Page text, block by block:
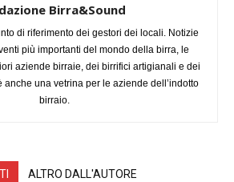
Birra&Sound
di riferimento dei gestori dei locali. Notizie
più importanti del mondo della birra, le
aziende birraie, dei birrifici artigianali e dei
anche una vetrina per le aziende dell’indotto
birraio.
ALTRO DALL'AUTORE